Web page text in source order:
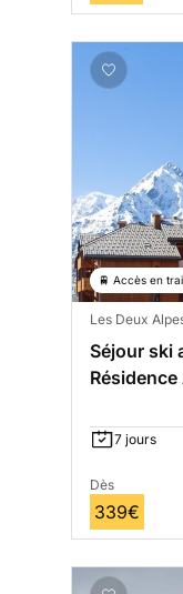
🚆 Accès en
Les Deux
Séjour ski
7 jours
Dès
339€